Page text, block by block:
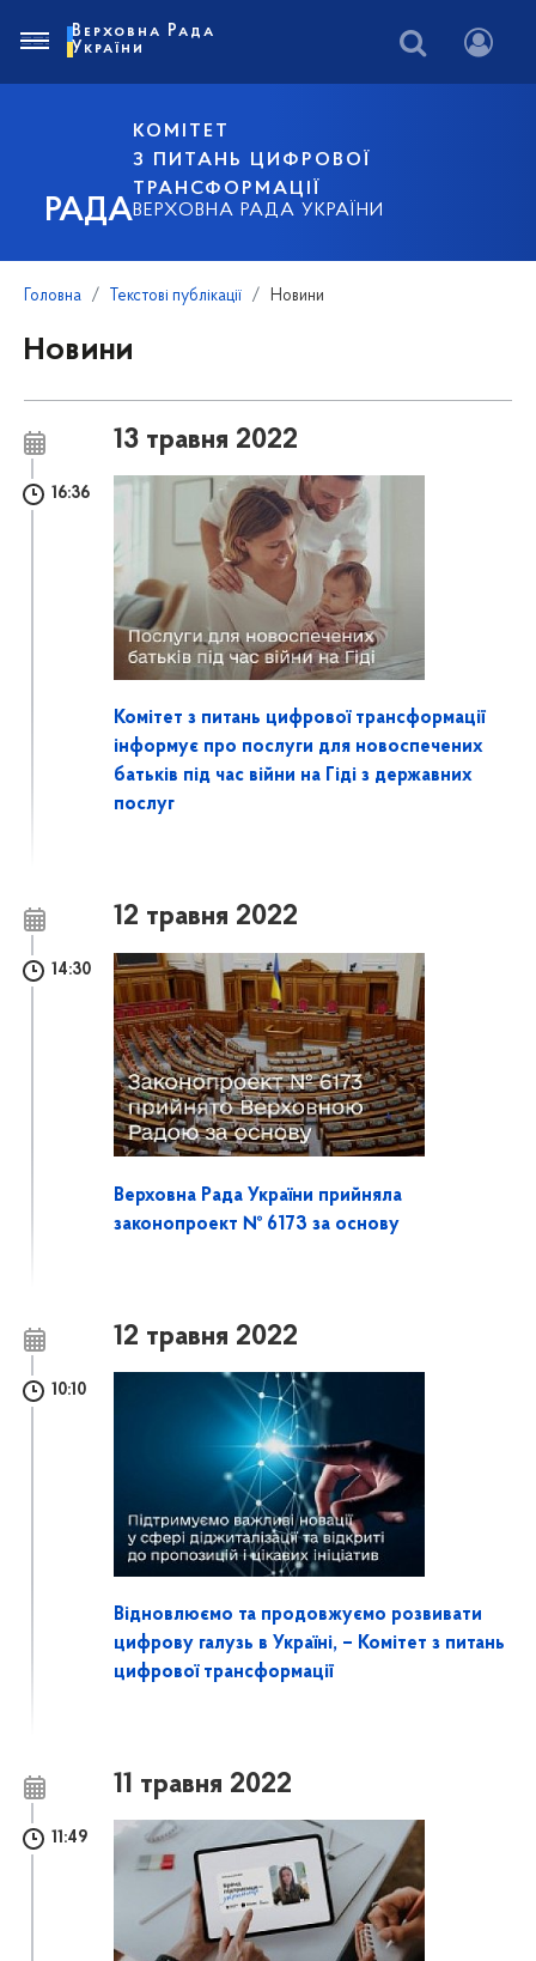
РАДА
КОМІТЕТ
З ПИТАНЬ ЦИФРОВОЇ
ТРАНСФОРМАЦІЇ
ВЕРХОВНА РАДА УКРАЇНИ
Верховна Рада
України
Головна Текстові публікації Новини
Новини
13 травня 2022
16:36
Комітет з питань цифрової трансформації
інформує про послуги для новоспечених
батьків під час війни на Гіді з державних
послуг
12 травня 2022
14:30
Верховна Рада України прийняла
законопроект № 6173 за основу
12 травня 2022
10:10
Відновлюємо та продовжуємо розвивати
цифрову галузь в Україні, – Комітет з питань
цифрової трансформації
11 травня 2022
11:49